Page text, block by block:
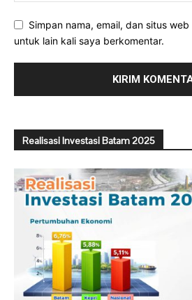
Simpan nama, email, dan situs
untuk lain kali saya berkomentar.
Realisasi Investasi Batam 2025